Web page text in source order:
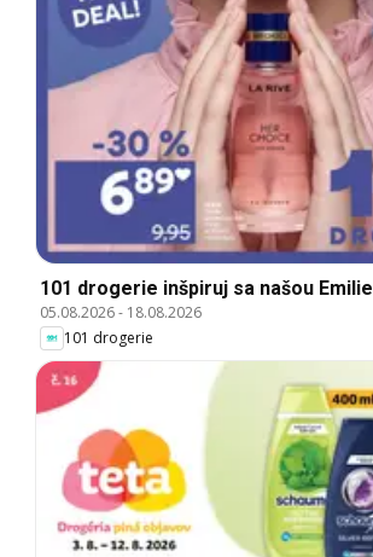
101 drogerie inšpiruj sa našou Emilie
05.08.2026- 18.08.2026
101 drogerie